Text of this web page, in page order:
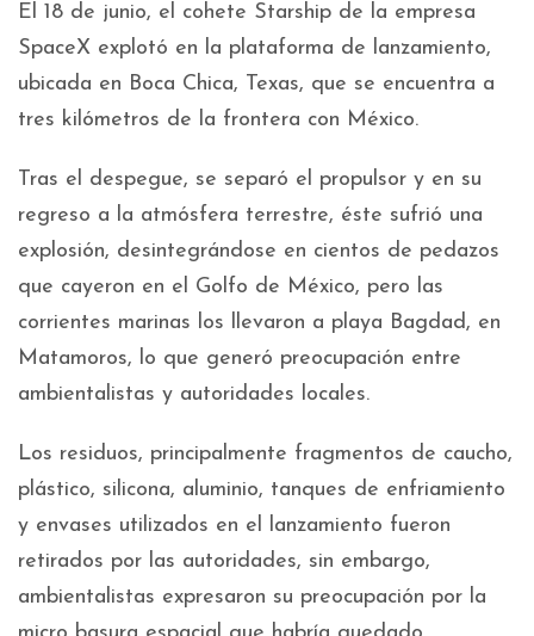
El 18 de junio, el cohete Starship de la empresa
SpaceX explotó en la plataforma de lanzamiento,
ubicada en Boca Chica, Texas, que se encuentra a
tres kilómetros de la frontera con México.
Tras el despegue, se separó el propulsor y en su
regreso a la atmósfera terrestre, éste sufrió una
explosión, desintegrándose en cientos de pedazos
que cayeron en el Golfo de México, pero las
corrientes marinas los llevaron a playa Bagdad, en
Matamoros, lo que generó preocupación entre
ambientalistas y autoridades locales.
Los residuos, principalmente fragmentos de caucho,
plástico, silicona, aluminio, tanques de enfriamiento
y envases utilizados en el lanzamiento fueron
retirados por las autoridades, sin embargo,
ambientalistas expresaron su preocupación por la